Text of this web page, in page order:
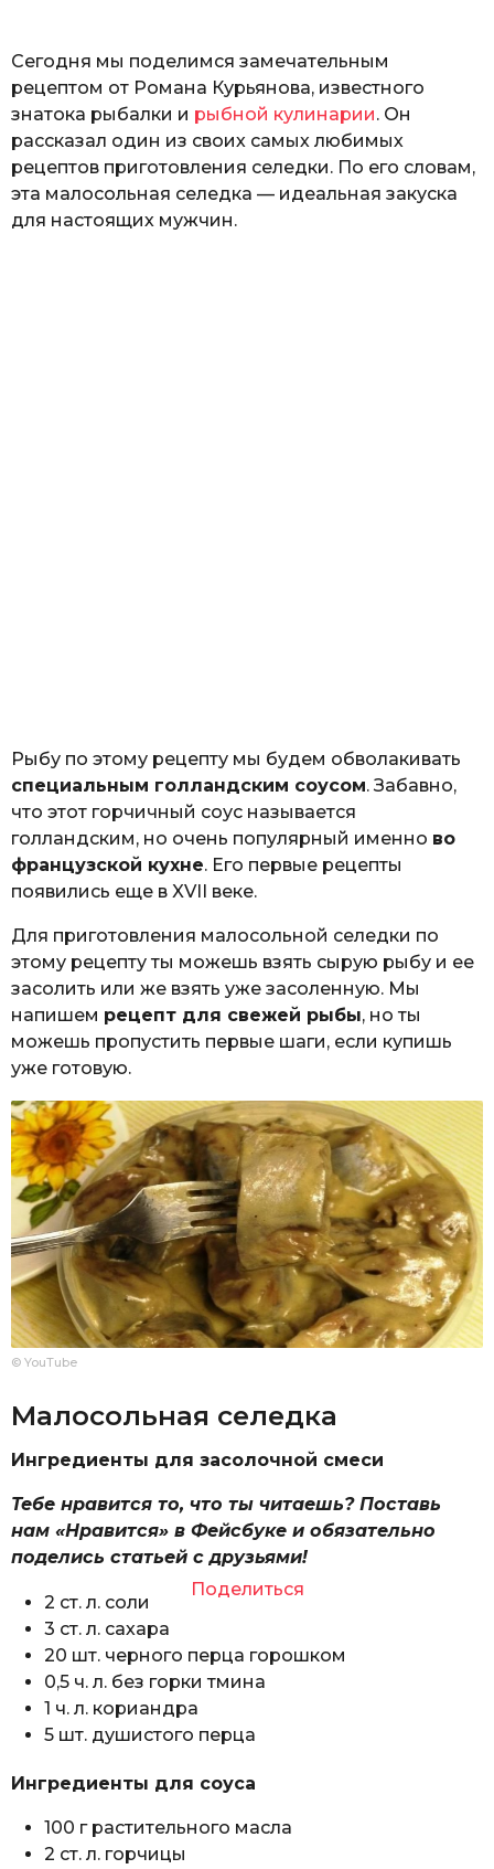
Сегодня мы поделимся замечательным
рецептом от Романа Курьянова, известного
знатока рыбалки и рыбной кулинарии. Он
рассказал один из своих самых любимых
рецептов приготовления селедки. По его словам,
эта малосольная селедка — идеальная закуска
для настоящих мужчин.
Рыбу по этому рецепту мы будем обволакивать
специальным голландским соусом. Забавно,
что этот горчичный соус называется
голландским, но очень популярный именно во
французской кухне. Его первые рецепты
появились еще в XVII веке.
Для приготовления малосольной селедки по
этому рецепту ты можешь взять сырую рыбу и ее
засолить или же взять уже засоленную. Мы
напишем рецепт для свежей рыбы, но ты
можешь пропустить первые шаги, если купишь
уже готовую.
© YouTube
Малосольная селедка
Ингредиенты для засолочной смеси
Тебе нравится то, что ты читаешь? Поставь
нам «Нравится» в Фейсбуке и обязательно
поделись статьей с друзьями!
Поделиться
2 ст. л. соли
3 ст. л. сахара
20 шт. черного перца горошком
0,5 ч. л. без горки тмина
1 ч. л. кориандра
5 шт. душистого перца
Ингредиенты для соуса
100 г растительного масла
2 ст. л. горчицы